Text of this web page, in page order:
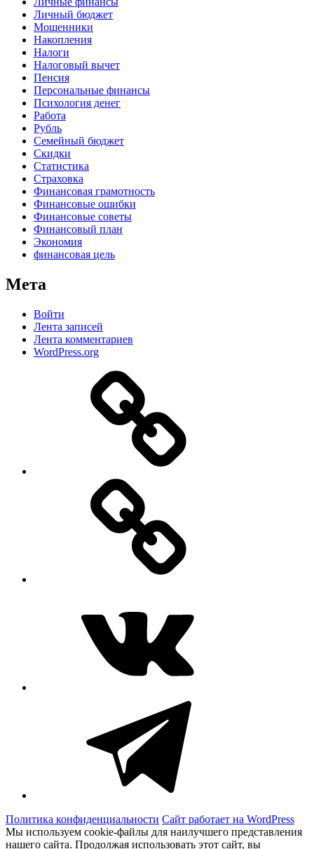
Личный бюджет
Мошенники
Накопления
Налоги
Налоговый вычет
Пенсия
Персональные финансы
Психология денег
Работа
Рубль
Семейный бюджет
Скидки
Статистика
Страховка
Финансовая грамотность
Финансовые ошибки
Финансовые советы
Финансовый план
Экономия
финансовая цель
Мета
Войти
Лента записей
Лента комментариев
WordPress.org
Политика конфиденциальности Сайт работает на WordPress
Мы используем cookie-файлы для наилучшего представления
нашего сайта. Продолжая использовать этот сайт, вы